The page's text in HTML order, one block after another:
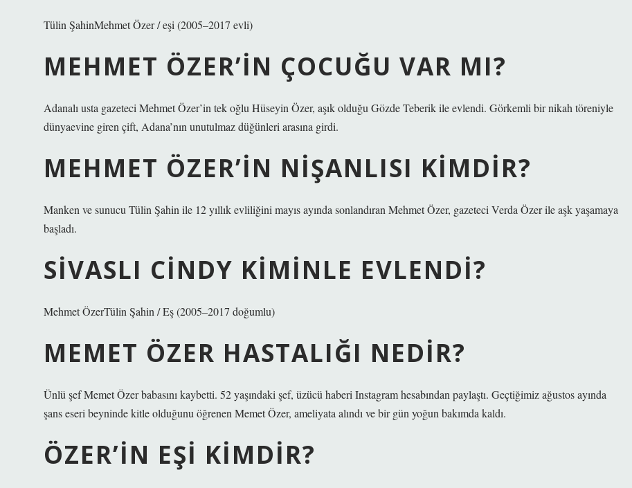
Tülin ŞahinMehmet Özer / eşi (2005–2017 evli)
MEHMET ÖZER’IN ÇOCUĞU VAR MI?
Adanalı usta gazeteci Mehmet Özer’in tek oğlu Hüseyin Özer, aşık olduğu Gözde Teberik ile evlendi. Görkemli bir nikah töreniyle
dünyaevine giren çift, Adana’nın unutulmaz düğünleri arasına girdi.
MEHMET ÖZER’IN NIŞANLISI KIMDIR?
Manken ve sunucu Tülin Şahin ile 12 yıllık evliliğini mayıs ayında sonlandıran Mehmet Özer, gazeteci Verda Özer ile aşk yaşamaya
başladı.
SIVASLI CINDY KIMINLE EVLENDI?
Mehmet ÖzerTülin Şahin / Eş (2005–2017 doğumlu)
MEMET ÖZER HASTALIĞI NEDIR?
Ünlü şef Memet Özer babasını kaybetti. 52 yaşındaki şef, üzücü haberi Instagram hesabından paylaştı. Geçtiğimiz ağustos ayında
şans eseri beyninde kitle olduğunu öğrenen Memet Özer, ameliyata alındı ​​ve bir gün yoğun bakımda kaldı.
ÖZER’IN EŞI KIMDIR?